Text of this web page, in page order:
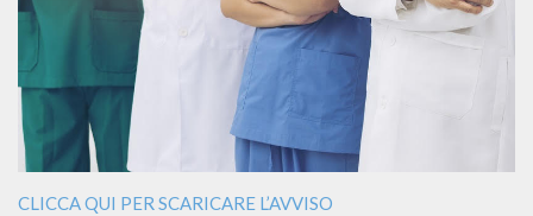
CLICCA QUI PER SCARICARE L’AVVISO